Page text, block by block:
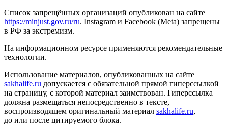
Список запрещённых организаций опубликован на сайте
https://minjust.gov.ru/ru. Instagram и Facebook (Metа) запрещены
в РФ за экстремизм.
На информационном ресурсе применяются рекомендательные
технологии.
Использование материалов, опубликованных на сайте
sakhalife.ru допускается с обязательной прямой гиперссылкой
на страницу, с которой материал заимствован. Гиперссылка
должна размещаться непосредственно в тексте,
воспроизводящем оригинальный материал sakhalife.ru,
до или после цитируемого блока.